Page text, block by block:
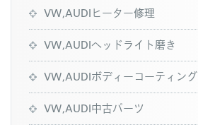
VW,AUDIヒーター修理
VW,AUDIヘッドライト磨き
VW,AUDIボディーコーティング
VW,AUDI中古パーツ